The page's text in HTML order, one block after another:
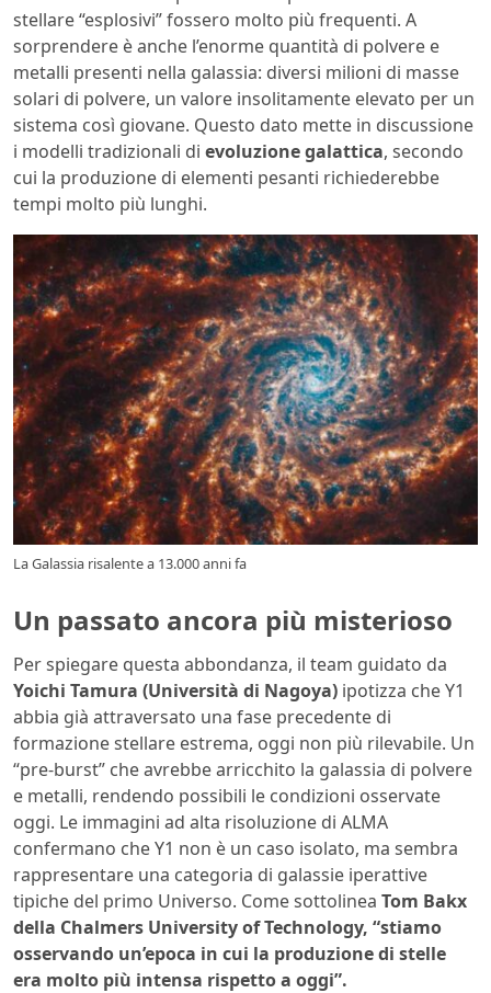
stellare “esplosivi” fossero molto più frequenti. A
sorprendere è anche l’enorme quantità di polvere e
metalli presenti nella galassia: diversi milioni di masse
solari di polvere, un valore insolitamente elevato per un
sistema così giovane. Questo dato mette in discussione
i modelli tradizionali di evoluzione galattica, secondo
cui la produzione di elementi pesanti richiederebbe
tempi molto più lunghi.
La Galassia risalente a 13.000 anni fa
Un passato ancora più misterioso
Per spiegare questa abbondanza, il team guidato da
Yoichi Tamura (Università di Nagoya) ipotizza che Y1
abbia già attraversato una fase precedente di
formazione stellare estrema, oggi non più rilevabile. Un
“pre-burst” che avrebbe arricchito la galassia di polvere
e metalli, rendendo possibili le condizioni osservate
oggi. Le immagini ad alta risoluzione di ALMA
confermano che Y1 non è un caso isolato, ma sembra
rappresentare una categoria di galassie iperattive
tipiche del primo Universo. Come sottolinea Tom Bakx
della Chalmers University of Technology, “stiamo
osservando un’epoca in cui la produzione di stelle
era molto più intensa rispetto a oggi”.